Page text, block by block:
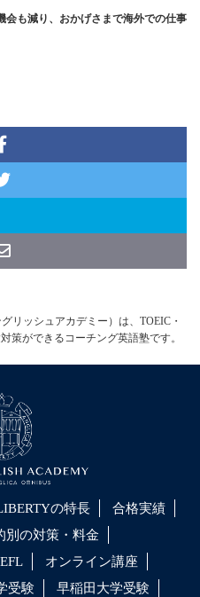
会も減り、おかげさまで海外での仕事
リッシュアカデミー）は、TOEIC・
策ができるコーチング英語塾です。
の特長
合格実績
別の対策・料金
オンライン講座
受験 早稲田大学受験